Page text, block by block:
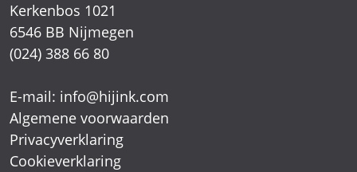
Kerkenbos 1021
6546 BB Nijmegen
(024) 388 66 80
E-mail: info@hijink.com
Algemene voorwaarden
Privacyverklaring
Cookieverklaring